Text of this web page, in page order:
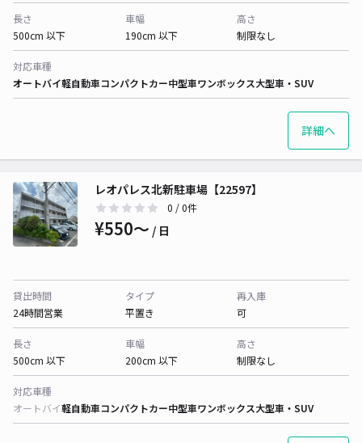
長さ
500cm 以下
車幅
190cm 以下
高さ
制限なし
対応車種
オートバイ軽自動車コンパクトカー中型車ワンボックス大型車・SUV
詳細へ
レオパレス北新駐車場【22597】
0 / 0件
¥550〜 / 日
貸出時間
24時間営業
タイプ
平置き
再入庫
可
長さ
500cm 以下
車幅
200cm 以下
高さ
制限なし
対応車種
オートバイ軽自動車コンパクトカー中型車ワンボックス大型車・SUV